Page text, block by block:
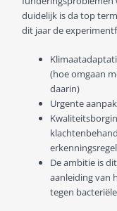
duidelijk is da top
dit jaar de
(hoe omgaan
daarin)
Urgente
De ambitie is
aanleiding van
tegen